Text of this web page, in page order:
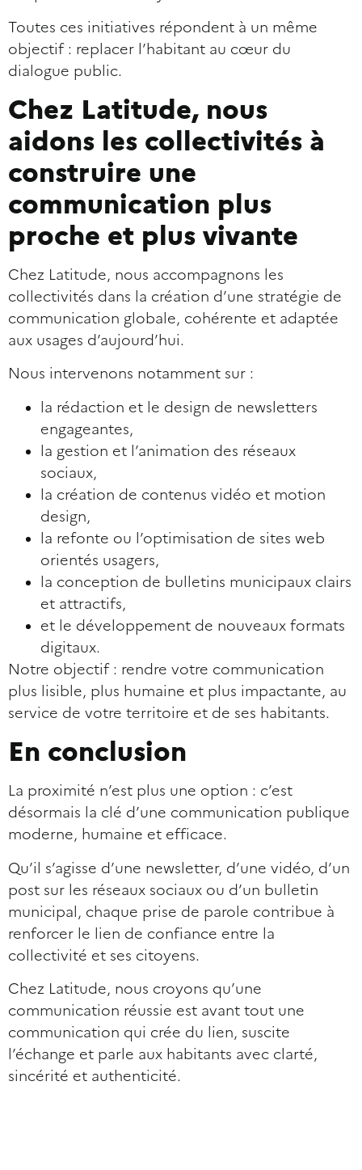
Toutes ces initiatives répondent à un même
objectif : replacer l’habitant au cœur du
dialogue public.
Chez Latitude, nous
aidons les collectivités à
construire une
communication plus
proche et plus vivante
Chez Latitude, nous accompagnons les
collectivités dans la création d’une stratégie de
communication globale, cohérente et adaptée
aux usages d’aujourd’hui.
Nous intervenons notamment sur :
la rédaction et le design de newsletters
engageantes,
la gestion et l’animation des réseaux
sociaux,
la création de contenus vidéo et motion
design,
la refonte ou l’optimisation de sites web
orientés usagers,
la conception de bulletins municipaux clairs
et attractifs,
et le développement de nouveaux formats
digitaux.
Notre objectif : rendre votre communication
plus lisible, plus humaine et plus impactante, au
service de votre territoire et de ses habitants.
En conclusion
La proximité n’est plus une option : c’est
désormais la clé d’une communication publique
moderne, humaine et efficace.
Qu’il s’agisse d’une newsletter, d’une vidéo, d’un
post sur les réseaux sociaux ou d’un bulletin
municipal, chaque prise de parole contribue à
renforcer le lien de confiance entre la
collectivité et ses citoyens.
Chez Latitude, nous croyons qu’une
communication réussie est avant tout une
communication qui crée du lien, suscite
l’échange et parle aux habitants avec clarté,
sincérité et authenticité.